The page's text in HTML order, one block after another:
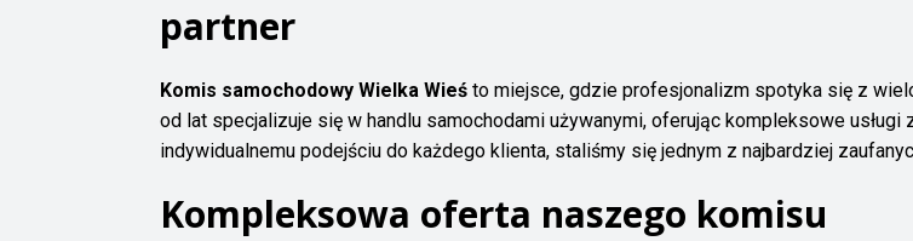
partner
Komis samochodowy Wielka Wieś to miejsce, gdzie profesjonalizm spotyka się z
od lat specjalizuje się w handlu samochodami używanymi, oferując kompleksowe
indywidualnemu podejściu do każdego klienta, staliśmy się jednym z najbardziej
Kompleksowa oferta naszego komisu